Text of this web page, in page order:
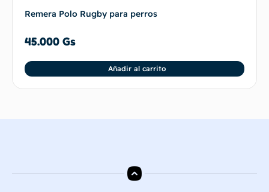
Remera Polo Rugby para perros
45.000 Gs
Añadir al carrito